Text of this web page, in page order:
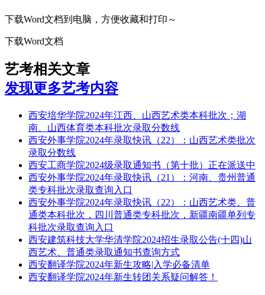
下载Word文档到电脑，方便收藏和打印～
下载Word文档
艺考相关文章
发现更多艺考内容
西安培华学院2024年江西、山西艺术类本科批次；湖
南、山西体育类本科批次录取分数线
西安外事学院2024年录取快讯（22）：山西艺术类批次
录取分数线
西安工商学院2024级录取通知书（第十批）正在派送中
西安外事学院2024年录取快讯（21）：河南、贵州普通
类专科批次录取查询入口
西安外事学院2024年录取快讯（22）：山西艺术类、普
通类本科批次，四川普通类专科批次，新疆南疆单列专
科批次录取查询入口
西安建筑科技大学华清学院2024招生录取公告(十四)山
西艺术、普通类录取通知书查询方式
西安翻译学院2024年新生攻略|入学必备清单
西安翻译学院2024年新生转团关系疑问解答！